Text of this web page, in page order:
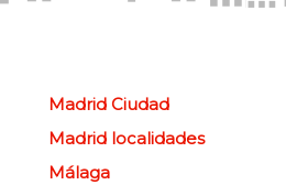
Madrid Ciudad
Madrid localidades
Málaga